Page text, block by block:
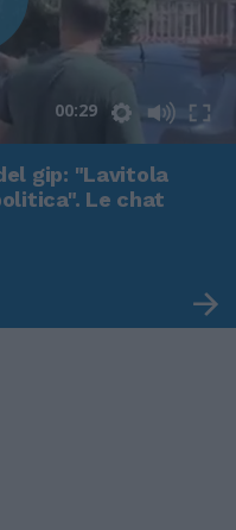
00:29
gip: "Lavitola
Le chat